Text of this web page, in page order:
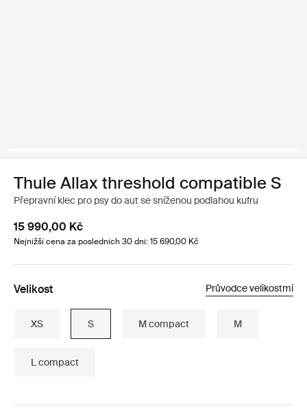
Thule Allax threshold compatible S
Přepravní klec pro psy do aut se sníženou podlahou kufru
15 990,00 Kč
Nejnižší cena za posledních 30 dní: 15 690,00 Kč
Velikost Průvodce velikostmi
XS S M compact M
L compact